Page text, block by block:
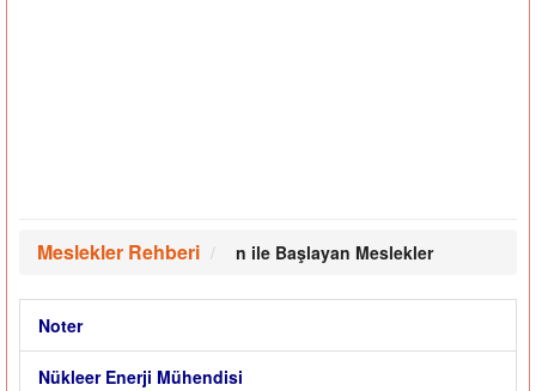
Meslekler Rehberi n ile Başlayan Meslekler
Noter
Nükleer Enerji Mühendisi